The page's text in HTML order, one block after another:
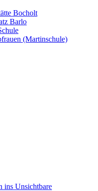
Bocholt
Barlo
(Martinschule)
ins Unsichtbare